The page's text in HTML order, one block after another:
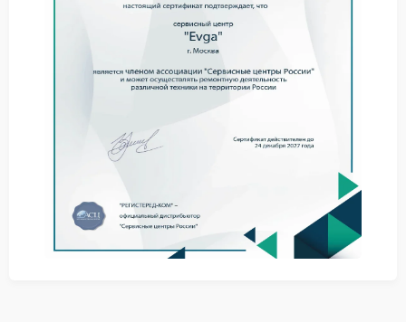
случаев предполагает точную последовательность
действий. Основные этапы:
Аппаратная диагностика для исключения
физических повреждений.
Определение оригинальной ревизии устройства и
поиск валидного файла BIOS.
использованием профессионального
оборудования.
Для успешного выполнения работ нужен доступ к
обращаться в официальный сервисный центр EVGA,
где есть необходимые инструменты и оригинальные
микропрограммы. Это гарантирует, что устройство
вернется к рабочему состоянию с полным